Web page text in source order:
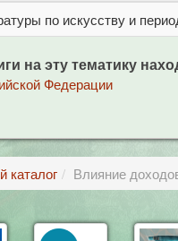
по искусству и
на эту тематику
Федерации
каталог Влияние